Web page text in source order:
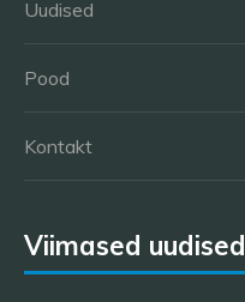
Uudised
Pood
Kontakt
Viimased uudised